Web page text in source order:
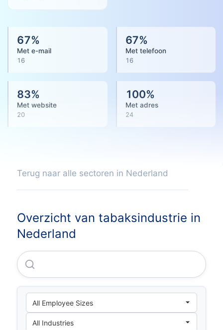
67%
Met e-mail
16
67%
Met telefoon
16
83%
Met website
20
100%
Met adres
24
Terug naar alle sectoren in Nederland
Overzicht van tabaksindustrie in
Nederland